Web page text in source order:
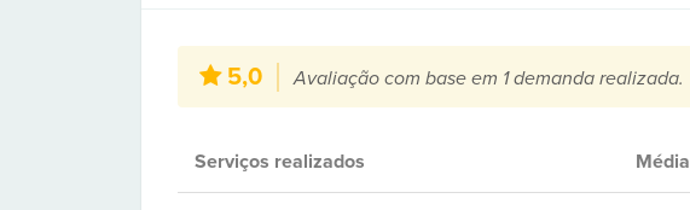
5,0 Avaliação com base em 1 demanda realizada.
Serviços realizados Média